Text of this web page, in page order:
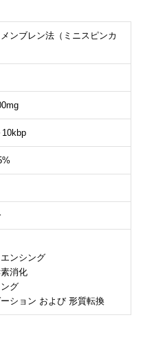
ンブレン法（ミニスピンカ
10kbp
ンシング
消化
グ
ション および 形質転換